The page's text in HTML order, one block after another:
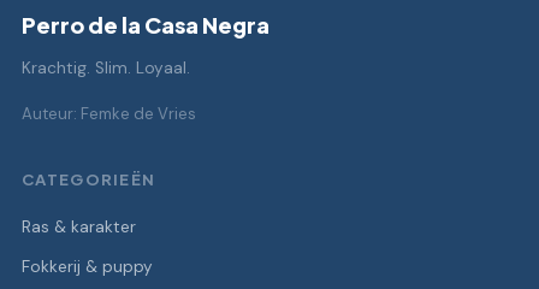
Perro de la Casa Negra
Krachtig. Slim. Loyaal.
Auteur: Femke de Vries
CATEGORIEËN
Ras & karakter
Fokkerij & puppy